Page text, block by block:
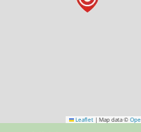
Leaflet | Map data ©